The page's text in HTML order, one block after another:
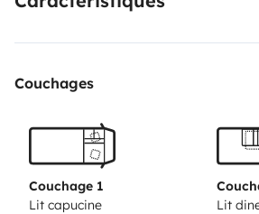
Couchages
Couchage 1
Lit capucine
Lit